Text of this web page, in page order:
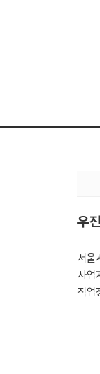
우
서울
사업
직업